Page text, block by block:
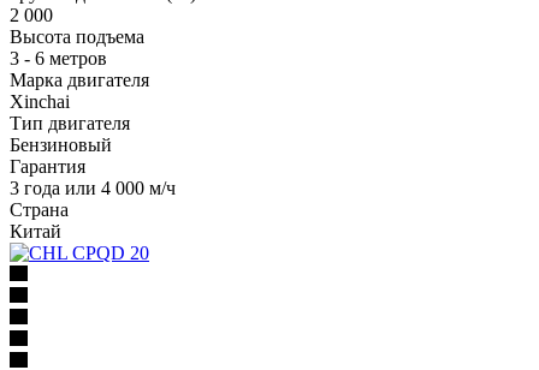
2 000
Высота подъема
3 - 6 метров
Марка двигателя
Xinchai
Тип двигателя
Бензиновый
Гарантия
3 года или 4 000 м/ч
Страна
Китай